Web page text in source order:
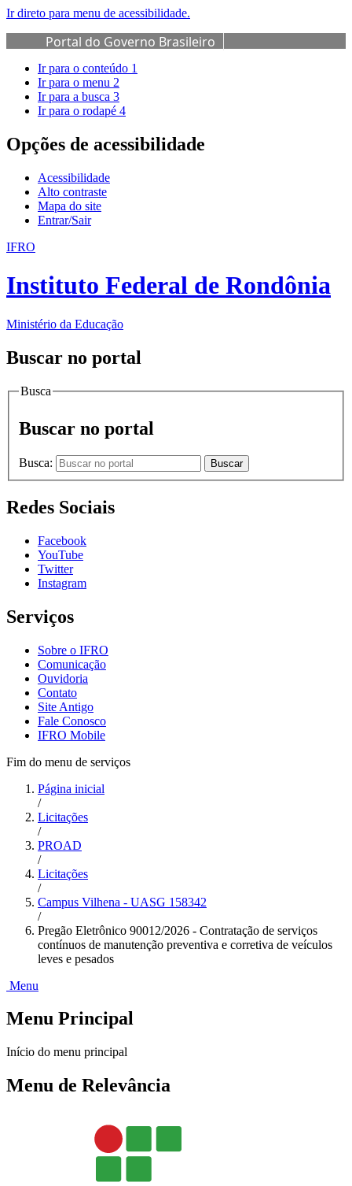
Ir direto para menu de acessibilidade.
Portal do Governo Brasileiro
Ir para o conteúdo 1
Ir para o menu 2
Ir para a busca 3
Ir para o rodapé 4
Opções de acessibilidade
Acessibilidade
Alto contraste
Mapa do site
Entrar/Sair
IFRO
Instituto Federal de Rondônia
Ministério da Educação
Buscar no portal
Busca
Buscar no portal
Busca: Buscar
Redes Sociais
Facebook
YouTube
Twitter
Instagram
Serviços
Sobre o IFRO
Comunicação
Ouvidoria
Contato
Site Antigo
Fale Conosco
IFRO Mobile
Fim do menu de serviços
Página inicial
/
Licitações
/
PROAD
/
Licitações
/
Campus Vilhena - UASG 158342
/
Pregão Eletrônico 90012/2026 - Contratação de serviços
contínuos de manutenção preventiva e corretiva de veículos
leves e pesados
Menu
Menu Principal
Início do menu principal
Menu de Relevância